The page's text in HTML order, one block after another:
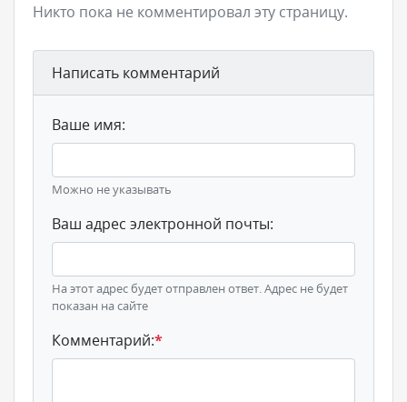
Никто пока не комментировал эту страницу.
Написать комментарий
Ваше имя:
Можно не указывать
Ваш адрес электронной почты:
На этот адрес будет отправлен ответ. Адрес не будет
показан на сайте
Комментарий:*